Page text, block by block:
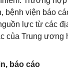
bệnh viện báo
lực từ các
của Trung ương
báo cáo